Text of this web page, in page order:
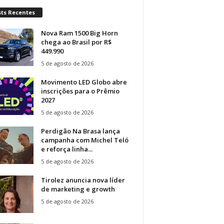
Recentes
Nova Ram 1500 Big Horn
chega ao Brasil por R$
449.990
5 de agosto de 2026
Movimento LED Globo abre
inscrições para o Prêmio
2027
5 de agosto de 2026
Perdigão Na Brasa lança
campanha com Michel Teló
e reforça linha...
5 de agosto de 2026
Tirolez anuncia nova líder
de marketing e growth
5 de agosto de 2026